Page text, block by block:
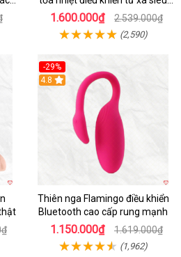
HOT
1.600.000₫ 2.539.000₫
(2,590)
-29%
Hot
4.8
Thiên nga Flamingo điều khiển
Bluetooth cao cấp rung mạnh
1.150.000₫ 1.619.000₫
(1,962)